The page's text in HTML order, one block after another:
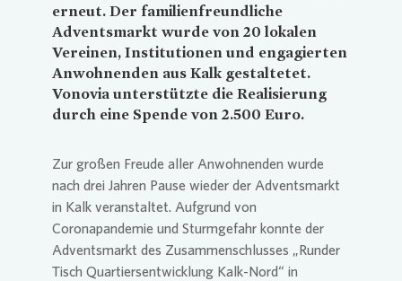
erneut. Der familienfreundliche
Adventsmarkt wurde von 20 lokalen
Vereinen, Institutionen und engagierten
Anwohnenden aus Kalk gestaltetet.
Vonovia unterstützte die Realisierung
durch eine Spende von 2.500 Euro.
Zur großen Freude aller Anwohnenden wurde
nach drei Jahren Pause wieder der Adventsmarkt
in Kalk veranstaltet. Aufgrund von
Coronapandemie und Sturmgefahr konnte der
Adventsmarkt des Zusammenschlusses „Runder
Tisch Quartiersentwicklung Kalk-Nord“ in